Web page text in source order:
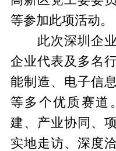
等参加此项活动。
此次深圳企
企业代表及多名
能制造、电子信
等多个优质赛道
建、产业协同、
实地走访、深度